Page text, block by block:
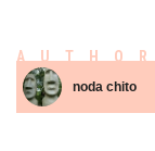
AUTHOR
noda chito